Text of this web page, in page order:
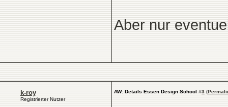
Aber nur
k-roy
Registrierter Nutzer
AW: Details Essen Design School #3 (